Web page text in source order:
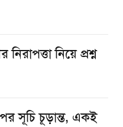
নিরাপত্তা নিয়ে প্রশ্ন
সূচি চূড়ান্ত, একই